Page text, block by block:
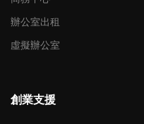
辦公室出租
虛擬辦公室
創業支援